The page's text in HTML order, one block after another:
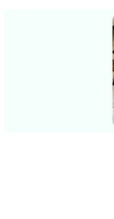
טיבריא
טבריה, גליל תחתון